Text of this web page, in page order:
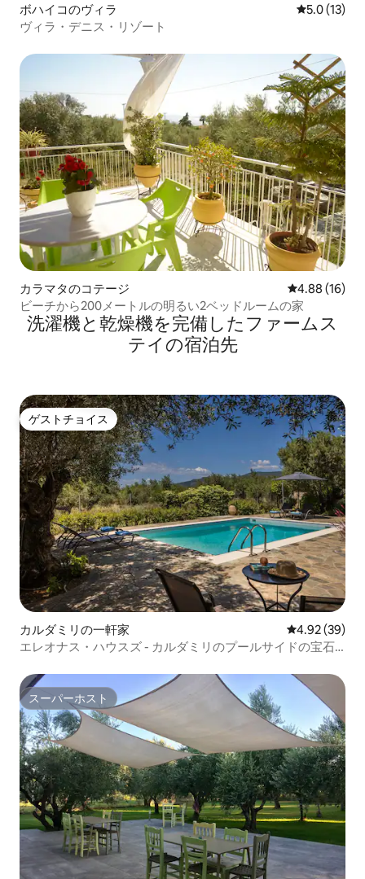
ボハイコのヴィラ レビュー13
5.0 (13)
ヴィラ・デニス・リゾート
カラマタのコテージ レビュー16
4.88 (16)
ビーチから200メートルの明るい2ベッドルームの家
洗濯機と乾燥機を完備したファームス
テイの宿泊先
ゲストチョイス
ゲストチョイス
カルダミリの一軒家 レビュー39
4.92 (39)
エレオナス・ハウスズ - カルダミリのプールサイドの宝石
スーパーホスト
スーパーホスト